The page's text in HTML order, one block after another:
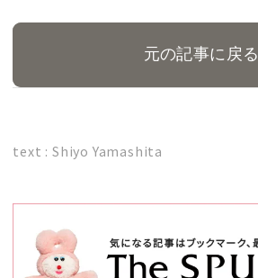
元の記事に戻る
text : Shiyo Yamashita